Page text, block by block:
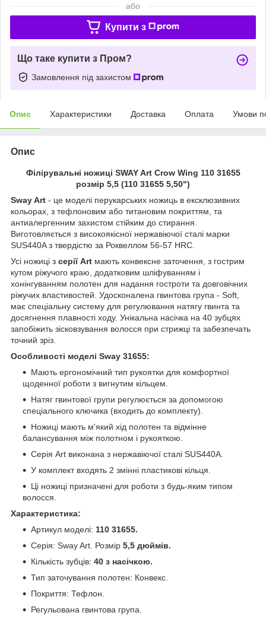
або
Купити з
Що таке купити з Пром?
Замовлення під захистом
Опис Характеристики Доставка Оплата Умови
Опис
Філірувальні ножиці SWAY Art Crow Wing 110 31655
розмір 5,5 (110 31655 5,50")
Sway Art - це моделі перукарських ножиць в ексклюзивних
кольорах, з тефлоновим або титановим покриттям, та
антиалергенним захистом стійким до стирання.
Виготовляється з високоякісної нержавіючої сталі марки
SUS440A з твердістю за Роквеллом 56-57 HRC.
Усі ножиці з серії Art мають конвексне заточення, з гострим
кутом ріжучого краю, додатковим шліфуванням і
хонінгуванням полотен для надання гостроти та довговічних
ріжучих властивостей. Удосконалена гвинтова група - Soft,
має спеціальну систему для регулювання натягу гвинта та
досягнення плавності ходу. Унікальна насічка на 40 зубцях
запобіжить зісковзування волосся при стрижці та забезпечать
точний зріз.
Особливості моделі Sway 31655:
Мають ергономічний тип рукоятки для комфортної
щоденної роботи з вигнутим кільцем.
Натяг гвинтової групи регулюється за допомогою
спеціального ключика (входить до комплекту).
Ножиці мають м'який хід полотен та відмінне
балансування між полотном і рукояткою.
Серія Art виконана з нержавіючої сталі SUS440A.
У комплект входять 2 змінні пластикові кільця.
Ці ножиці призначені для роботи з будь-яким типом
волосся.
Характеристика:
Артикул моделі: 110 31655.
Серія: Sway Art. Розмір 5,5 дюймів.
Кількість зубців: 40 з насічкою.
Тип заточування полотен: Конвекс.
Покриття: Тефлон.
Регульована гвинтова група.